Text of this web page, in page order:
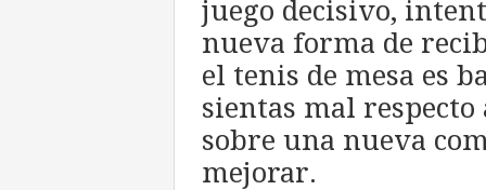
juego decisivo,
nueva forma de
el tenis de mesa es
sientas mal
sobre una nueva
mejorar.